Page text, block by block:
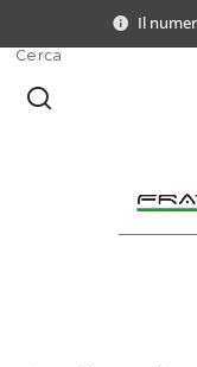
Il
Cerca